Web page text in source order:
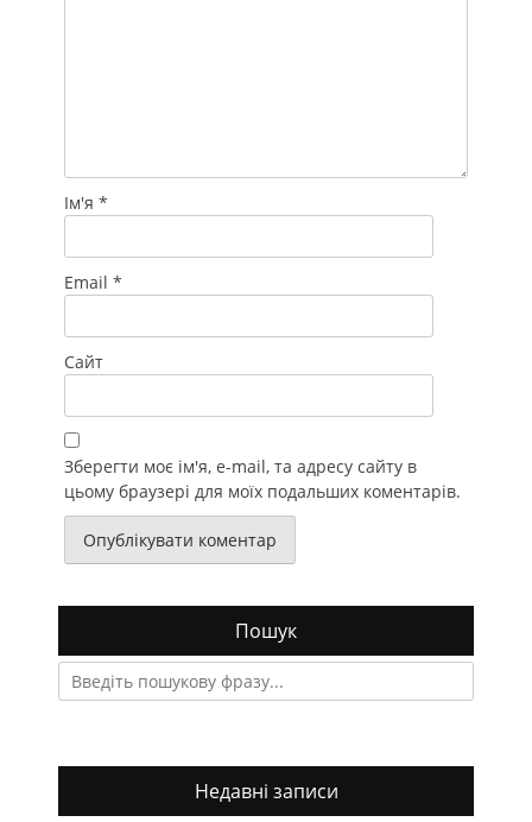
Ім'я *
Email *
Сайт
Зберегти моє ім'я, e-mail, та адресу сайту в
цьому браузері для моїх подальших коментарів.
Пошук
Search
for:
Недавні записи